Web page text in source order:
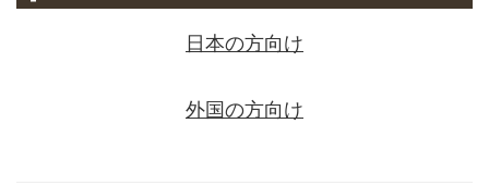
日本の方向け
外国の方向け